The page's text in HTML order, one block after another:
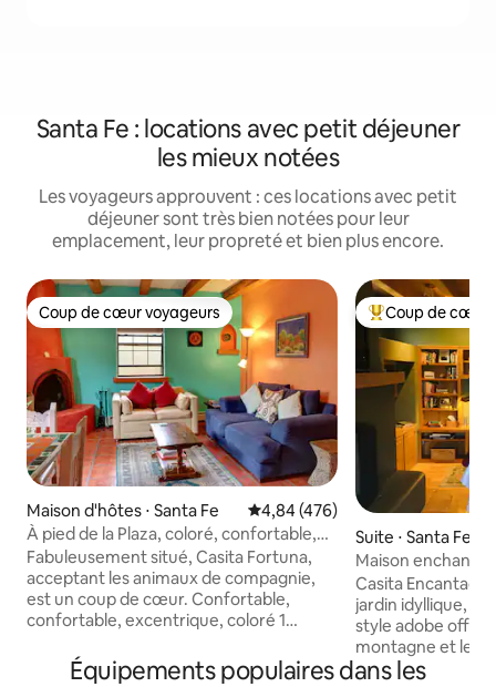
Santa Fe : locations avec petit déjeuner
les mieux notées
Les voyageurs approuvent : ces locations avec petit
déjeuner sont très bien notées pour leur
emplacement, leur propreté et bien plus encore.
Coup de cœur voyageurs
Coup de cœur voyageurs
Maison d'hôtes ⋅ Santa Fe Évaluation moyenne sur la
4,84 (476)
À pied de la Plaza, coloré, confortable,
spacieux 1 chambre
Fabuleusement situé, Casita Fortuna,
acceptant les animaux de compagnie,
est un coup de cœur. Confortable,
confortable, excentrique, coloré 1
cheminée Kiva (du 15 octobre au 15 avril),
Coups de cœur
Coup de cœur
Suite ⋅ Santa Fe
Maison
Casita Encantado
jardin idyllique,
style adobe offre
montagne et le
Profitez de
Équipements populaires dans les